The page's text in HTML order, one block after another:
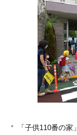
「子供110番の